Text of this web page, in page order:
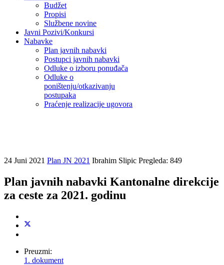
Budžet
Propisi
Službene novine
Javni Pozivi/Konkursi
Nabavke
Plan javnih nabavki
Postupci javnih nabavki
Odluke o izboru ponuđača
Odluke o
poništenju/otkazivanju
postupaka
Praćenje realizacije ugovora
24 Juni 2021 Plan JN 2021 Ibrahim Slipic Pregleda: 849
Plan javnih nabavki Kantonalne direkcije
za ceste za 2021. godinu
Preuzmi:
1. dokument